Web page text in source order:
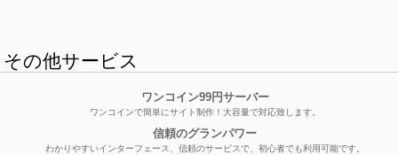
その他サービス
ワンコイン99円サーバー
ワンコインで簡単にサイト制作！大容量で対応致します。
信頼のグランパワー
わかりやすいインターフェース、信頼のサービスで、初心者でも利用可能です。